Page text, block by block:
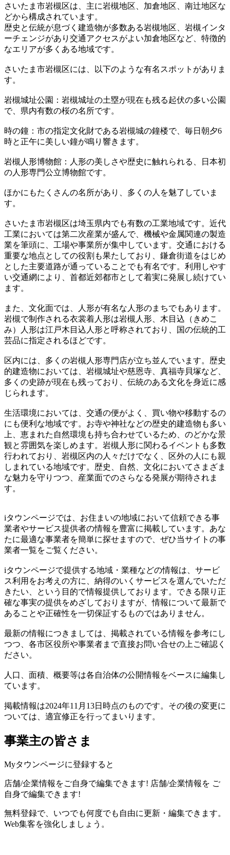
さいたま市岩槻区は、主に岩槻地区、加倉地区、南辻地区な
どから構成されています。
歴史と伝統が息づく建造物が多数ある岩槻地区、岩槻インタ
ーチェンジがあり交通アクセスがよい加倉地区など、特徴的
なエリアが多くある地域です。
さいたま市岩槻区には、以下のような有名スポットがありま
す。
岩槻城址公園：岩槻城址の土塁が現在も残る起伏の多い公園
で、県内有数の桜の名所です。
時の鐘：市の指定文化財である岩槻城の鐘楼で、毎日朝夕6
時と正午に美しい鐘が鳴り響きます。
岩槻人形博物館：人形の美しさや歴史に触れられる、日本初
の人形専門公立博物館です。
ほかにもたくさんの名所があり、多くの人を魅了していま
す。
さいたま市岩槻区は埼玉県内でも有数の工業地域です。近代
工業においては第二次産業が盛んで、機械や金属関連の製造
業を筆頭に、工場や事業所が集中しています。交通における
重要な地点としての役割も果たしており、鎌倉街道をはじめ
とした主要道路が通っていることでも有名です。利用しやす
い交通網により、首都近郊都市として着実に発展し続けてい
ます。
また、文化面では、人形が有名な人形のまちでもあります。
岩槻で制作される衣裳着人形は岩槻人形、木目込（きめこ
み）人形は江戸木目込人形と呼称されており、国の伝統的工
芸品に指定されるほどです。
区内には、多くの岩槻人形専門店が立ち並んでいます。歴史
的建造物においては、岩槻城址や慈恩寺、真福寺貝塚など、
多くの史跡が現在も残っており、伝統のある文化を身近に感
じられます。
生活環境においては、交通の便がよく、買い物や移動するの
にも便利な地域です。お寺や神社などの歴史的建造物も多い
上、恵まれた自然環境も持ち合わせているため、のどかな景
観と雰囲気を楽しめます。岩槻人形に関わるイベントも多数
行われており、岩槻区内の人々だけでなく、区外の人にも親
しまれている地域です。歴史、自然、文化においてさまざま
な魅力を守りつつ、産業面でのさらなる発展が期待されま
す。
iタウンページでは、お住まいの地域において信頼できる事
業者やサービス提供者の情報を豊富に掲載しています。あな
たに最適な事業者を簡単に探せますので、ぜひ当サイトの事
業者一覧をご覧ください。
iタウンページで提供する地域・業種などの情報は、サービ
ス利用をお考えの方に、納得のいくサービスを選んでいただ
きたい、という目的で情報提供しております。できる限り正
確な事実の提供をめざしておりますが、情報について最新で
あることや正確性を一切保証するものではありません。
最新の情報につきましては、掲載されている情報を参考にし
つつ、各市区役所や事業者まで直接お問い合せの上ご確認く
ださい。
人口、面積、概要等は各自治体の公開情報をベースに編集し
ています。
掲載情報は2024年11月13日時点のものです。その後の変更に
ついては、適宜修正を行ってまいります。
事業主の皆さま
Myタウンページに登録すると
店舗/企業情報をご自身で編集できます! 店舗/企業情報を ご
自身で編集できます!
無料登録で、いつでも何度でも自由に更新・編集できます。
Web集客を強化しましょう。